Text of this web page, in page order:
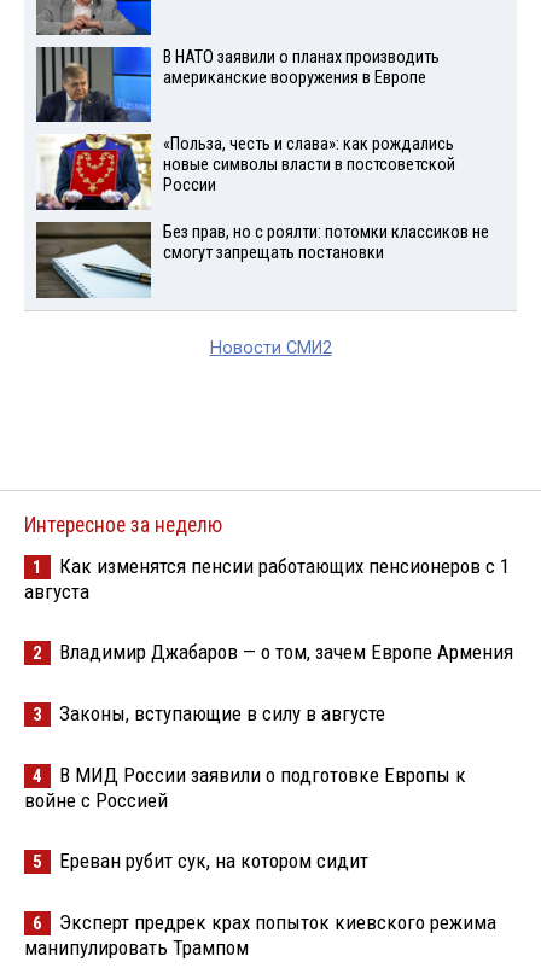
В НАТО заявили о планах производить
американские вооружения в Европе
«Польза, честь и слава»: как рождались
новые символы власти в постсоветской
России
Без прав, но с роялти: потомки классиков не
смогут запрещать постановки
Новости СМИ2
Интересное за неделю
1
Как изменятся пенсии работающих пенсионеров с 1
августа
2 Владимир Джабаров — о том, зачем Европе Армения
3 Законы, вступающие в силу в августе
4
В МИД России заявили о подготовке Европы к
войне с Россией
5 Ереван рубит сук, на котором сидит
6
Эксперт предрек крах попыток киевского режима
манипулировать Трампом